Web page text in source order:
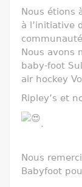
Nous étions
à l’initiative
Nous avons
baby-foot
air hockey
Ripley’s et
.
Nous
Babyfoot